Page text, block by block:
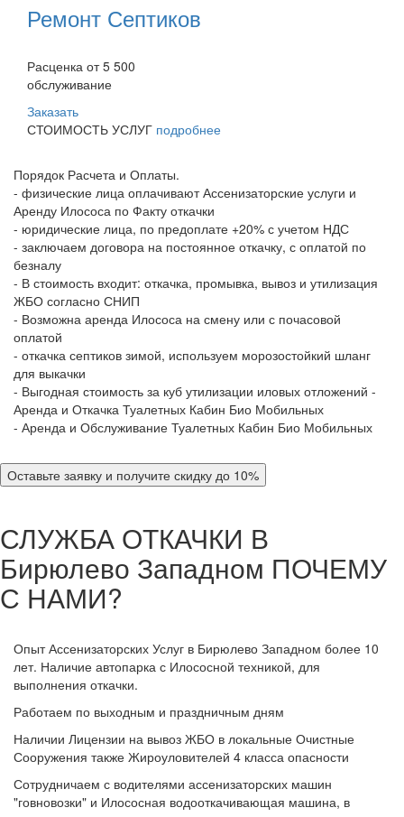
Ремонт Септиков
Расценка от 5 500
обслуживание
Заказать
СТОИМОСТЬ УСЛУГ подробнее
Порядок Расчета и Оплаты.
- физические лица оплачивают Ассенизаторские услуги и
Аренду Илососа по Факту откачки
- юридические лица, по предоплате +20% с учетом НДС
- заключаем договора на постоянное откачку, с оплатой по
безналу
- В стоимость входит: откачка, промывка, вывоз и утилизация
ЖБО согласно СНИП
- Возможна аренда Илососа на смену или с почасовой
оплатой
- откачка септиков зимой, используем морозостойкий шланг
для выкачки
- Выгодная стоимость за куб утилизации иловых отложений -
Аренда и Откачка Туалетных Кабин Био Мобильных
- Аренда и Обслуживание Туалетных Кабин Био Мобильных
Оставьте заявку и получите скидку до 10%
СЛУЖБА ОТКАЧКИ В
Бирюлево Западном ПОЧЕМУ
С НАМИ?
Опыт Ассенизаторских Услуг в Бирюлево Западном более 10
лет. Наличие автопарка с Илососной техникой, для
выполнения откачки.
Работаем по выходным и праздничным дням
Наличии Лицензии на вывоз ЖБО в локальные Очистные
Сооружения также Жироуловителей 4 класса опасности
Сотрудничаем с водителями ассенизаторских машин
"говновозки" и Илососная водооткачивающая машина, в